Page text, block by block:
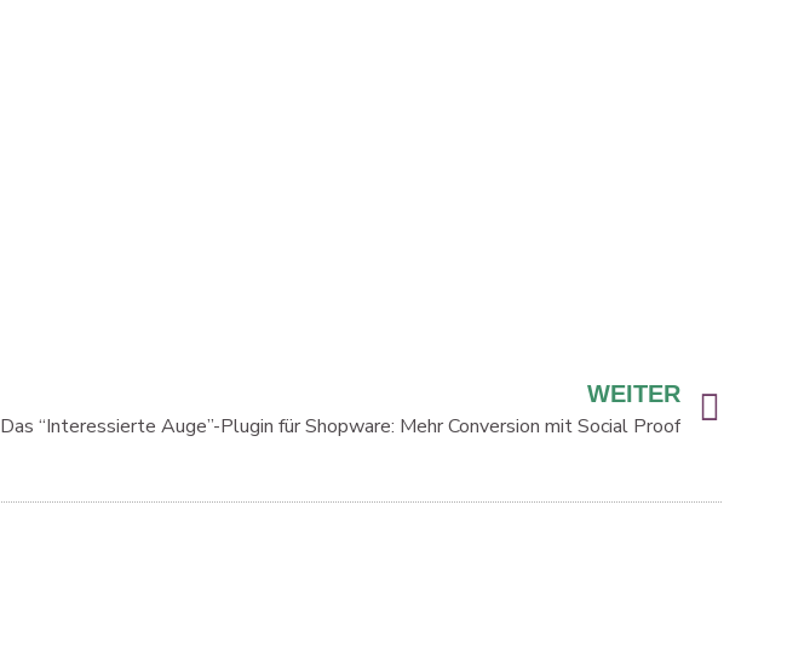
WEITER
Das “Interessierte Auge”-Plugin für Shopware: Mehr Conversion mit Social Proof